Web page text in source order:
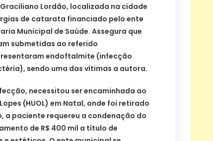
Lordão, localizada na cidade
de catarata financiado pelo ente
Municipal de Saúde. Assegura que
submetidas ao referido
endoftalmite (infecção
sendo uma das vítimas a autora.
necessitou ser encaminhada ao
(HUOL) em Natal, onde foi retirado
a paciente requereu a condenação do
de R$ 400 mil a título de